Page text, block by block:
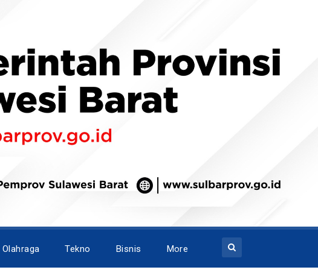
Olahraga Tekno Bisnis More